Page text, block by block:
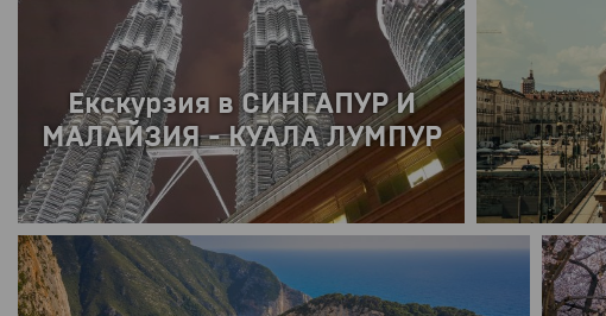
Екскурзия в СИНГАПУР И
МАЛАЙЗИЯ - КУАЛА ЛУМПУР
от2695 €
5270.96 лв.
28.07.2026 г.